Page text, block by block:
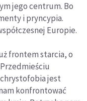
jego centrum. Bo
i pryncypia.
Europie.
frontem starcia, o
jest
konfrontować